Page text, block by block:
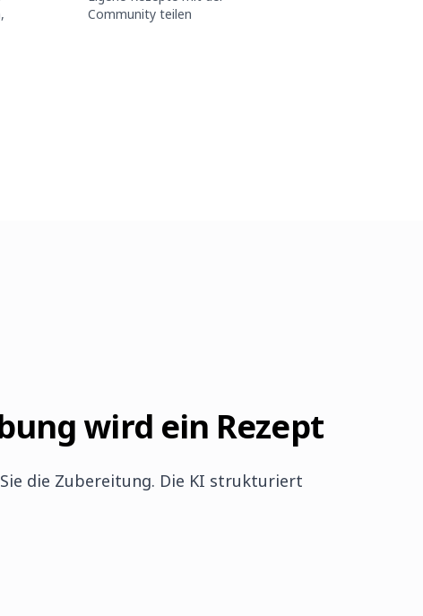
Community teilen
wird ein Rezept
die Zubereitung. Die KI strukturiert